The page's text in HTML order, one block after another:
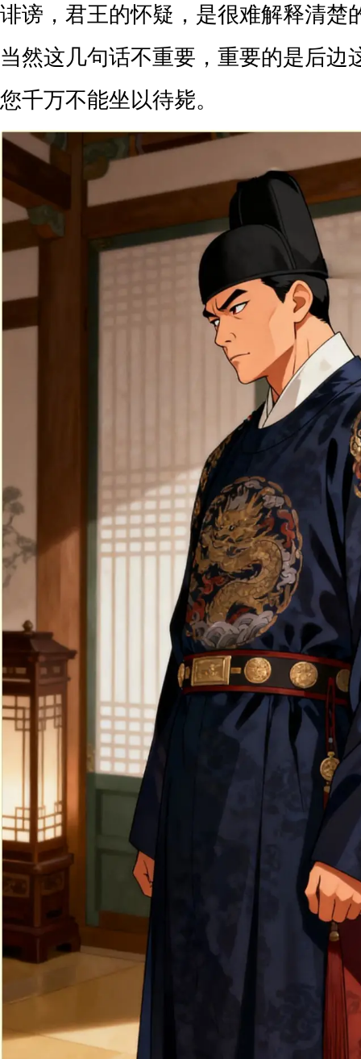
诽谤，君王的怀疑，是很难解释清楚
当然这几句话不重要，重要的是后边
您千万不能坐以待毙。